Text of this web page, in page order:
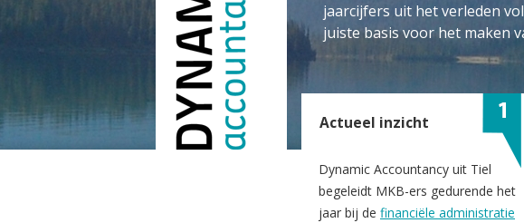
jaarcijfers uit het verleden
juiste basis voor het maken
Actueel inzicht
Dynamic Accountancy uit Tiel
begeleidt MKB-ers gedurende het
jaar bij de financiële administratie